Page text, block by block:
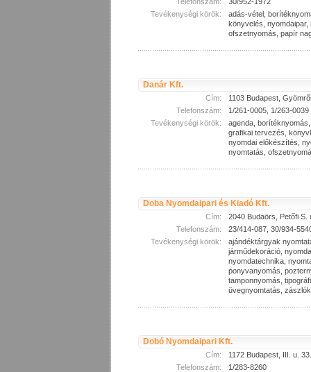
Tevékenységi körök:
adás-vétel,
könyvelés,
ofszetnyomás, papír
Danár Kft.
Cím:
1103 Budapest,
Telefonszám:
1/261-0005, 1/263-0039
Tevékenységi körök:
agenda,
grafikai tervezés,
nyomdai előkészítés,
nyomtatás,
Doba Nyomdaipari és Kiadó Kft.
Cím:
2040 Budaörs, Petőfi S.
Telefonszám:
23/414-087, 30/934-
Tevékenységi körök:
ajándéktárgyak
járműdekoráció,
nyomdatechnika,
ponyvanyomás,
tamponnyomás,
üvegnyomtatás, zászlók
Dobó Nyomdaipari Kft.
Cím:
1172 Budapest, III. u. 33.
Telefonszám:
1/283-8260